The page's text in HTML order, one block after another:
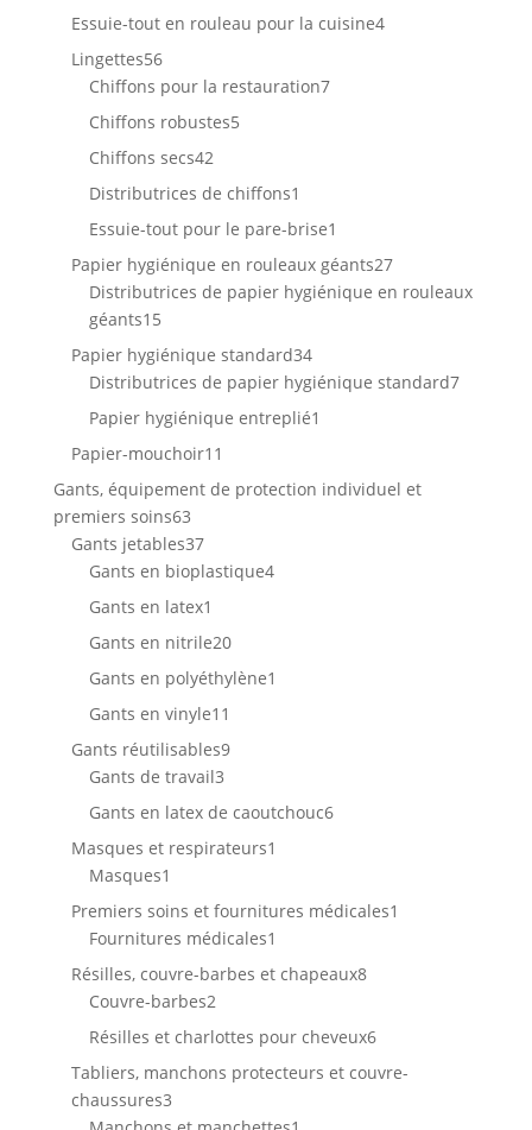
produits
Essuie-tout en rouleau pour la cuisine44
Lingettes5656
produits
Chiffons pour la restauration77
Chiffons robustes55
Chiffons secs4242
produits
Distributrices de chiffons1
produit
Essuie-tout pour le pare-brise1
produit
Papier hygiénique en rouleaux géants2727
produits
Distributrices de papier hygiénique en rouleaux
géants1515
produits
Papier hygiénique standard3434
produits
Distributrices de papier hygiénique standard77
Papier hygiénique entreplié1
Papier-mouchoir11
produits
Gants, équipement de protection individuel et
premiers soins6363
produits
Gants jetables3737
produits
Gants en bioplastique44
Gants en latex1
produit
Gants en nitrile2020
produits
Gants en polyéthylène1
Gants en vinyle11
produits
Gants réutilisables99
Gants de travail33
produits
Gants en latex de caoutchouc66
Masques et respirateurs1
Masques1
produit
Premiers soins et fournitures médicales1
Fournitures médicales1
produit
Résilles, couvre-barbes et chapeaux88
Couvre-barbes22
produits
Résilles et charlottes pour cheveux66
Tabliers, manchons protecteurs et couvre-
chaussures33